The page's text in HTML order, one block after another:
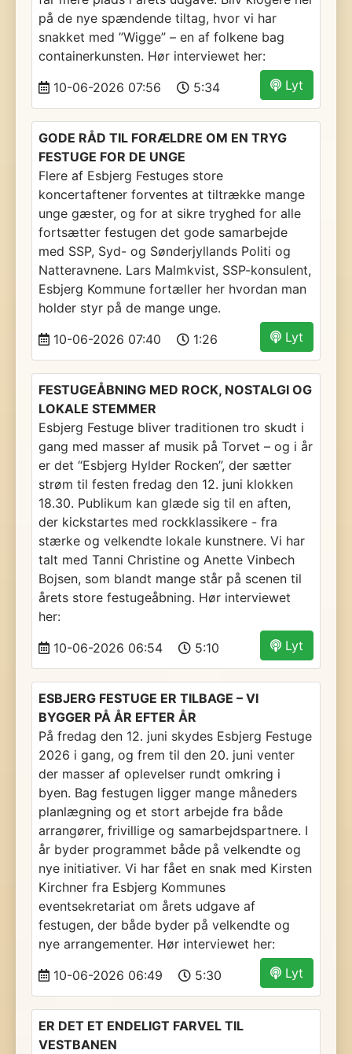
på de nye spændende tiltag, hvor vi har
snakket med ”Wigge” – en af folkene bag
containerkunsten. Hør interviewet her:
Lyt
10-06-2026 07:56 5:34
GODE RÅD TIL FORÆLDRE OM EN TRYG
FESTUGE FOR DE UNGE
Flere af Esbjerg Festuges store
koncertaftener forventes at tiltrække mange
unge gæster, og for at sikre tryghed for alle
fortsætter festugen det gode samarbejde
med SSP, Syd- og Sønderjyllands Politi og
Natteravnene. Lars Malmkvist, SSP-konsulent,
Esbjerg Kommune fortæller her hvordan man
holder styr på de mange unge.
Lyt
10-06-2026 07:40 1:26
FESTUGEÅBNING MED ROCK, NOSTALGI OG
LOKALE STEMMER
Esbjerg Festuge bliver traditionen tro skudt i
gang med masser af musik på Torvet – og i år
er det “Esbjerg Hylder Rocken”, der sætter
strøm til festen fredag den 12. juni klokken
18.30. Publikum kan glæde sig til en aften,
der kickstartes med rockklassikere - fra
stærke og velkendte lokale kunstnere. Vi har
talt med Tanni Christine og Anette Vinbech
Bojsen, som blandt mange står på scenen til
årets store festugeåbning. Hør interviewet
her:
Lyt
10-06-2026 06:54 5:10
ESBJERG FESTUGE ER TILBAGE – VI
BYGGER PÅ ÅR EFTER ÅR
På fredag den 12. juni skydes Esbjerg Festuge
2026 i gang, og frem til den 20. juni venter
der masser af oplevelser rundt omkring i
byen. Bag festugen ligger mange måneders
planlægning og et stort arbejde fra både
arrangører, frivillige og samarbejdspartnere. I
år byder programmet både på velkendte og
nye initiativer. Vi har fået en snak med Kirsten
Kirchner fra Esbjerg Kommunes
eventsekretariat om årets udgave af
festugen, der både byder på velkendte og
nye arrangementer. Hør interviewet her:
Lyt
10-06-2026 06:49 5:30
ER DET ET ENDELIGT FARVEL TIL
VESTBANEN